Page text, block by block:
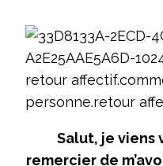
Salut, je viens
remercier de